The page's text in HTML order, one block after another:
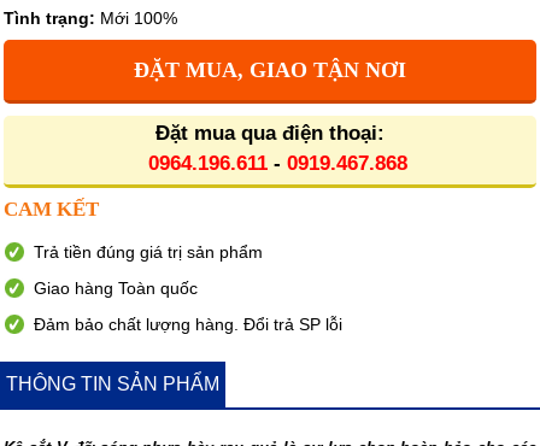
Tình trạng: Mới 100%
ĐẶT MUA, GIAO TẬN NƠI
Đặt mua qua điện thoại:
0964.196.611 - 0919.467.868
CAM KẾT
Trả tiền đúng giá trị sản phẩm
Giao hàng Toàn quốc
Đảm bảo chất lượng hàng. Đổi trả SP lỗi
THÔNG TIN SẢN PHẨM